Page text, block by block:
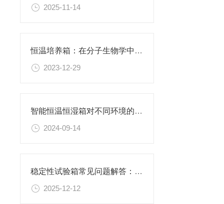
2025-11-14
恒温培养箱：在分子生物学中的应用
2023-12-29
智能恒温恒湿箱对不同环境的适应能力
2024-09-14
稳定性试验箱常见问题解答：温湿度波动、报警故障处理
2025-12-12